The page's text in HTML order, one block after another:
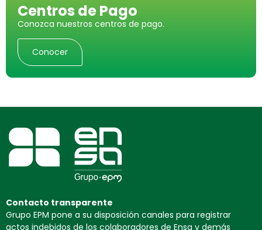
Centros de Pago
Conozca nuestros centros de pago.
Conocer
Contacto transparente
Grupo EPM pone a su disposición canales para registrar
actos indebidos de los colaboradores de Ensa y demás